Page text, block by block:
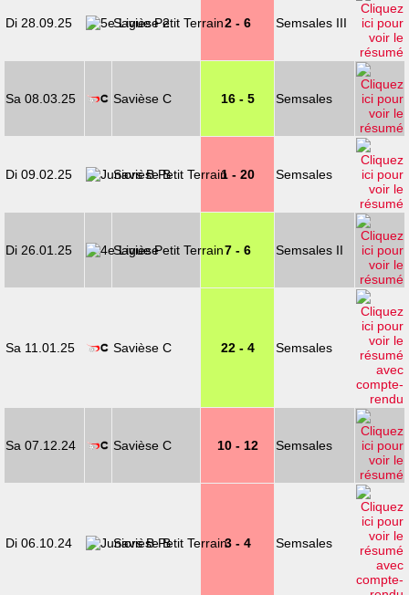
Di 28.09.25 Savièse 2 2 - 6 Semsales III
Sa 08.03.25 Savièse C 16 - 5 Semsales
Di 09.02.25 Savièse B 1 - 20 Semsales
Di 26.01.25 Savièse 7 - 6 Semsales II
Sa 11.01.25 Savièse C 22 - 4 Semsales
Sa 07.12.24 Savièse C 10 - 12 Semsales
Di 06.10.24 Savièse B 3 - 4 Semsales